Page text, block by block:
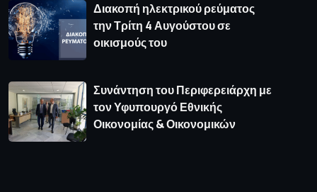
Διακοπή ηλεκτρικού ρεύματος
την Τρίτη 4 Αυγούστου σε
οικισμούς του
Συνάντηση του Περιφερειάρχη με
τον Υφυπουργό Εθνικής
Οικονομίας & Οικονομικών